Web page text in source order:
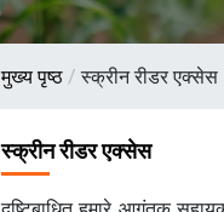
पग
मुख्य पृष्ठ स्क्रीन रीडर एक्सेस
स्क्रीन रीडर एक्सेस